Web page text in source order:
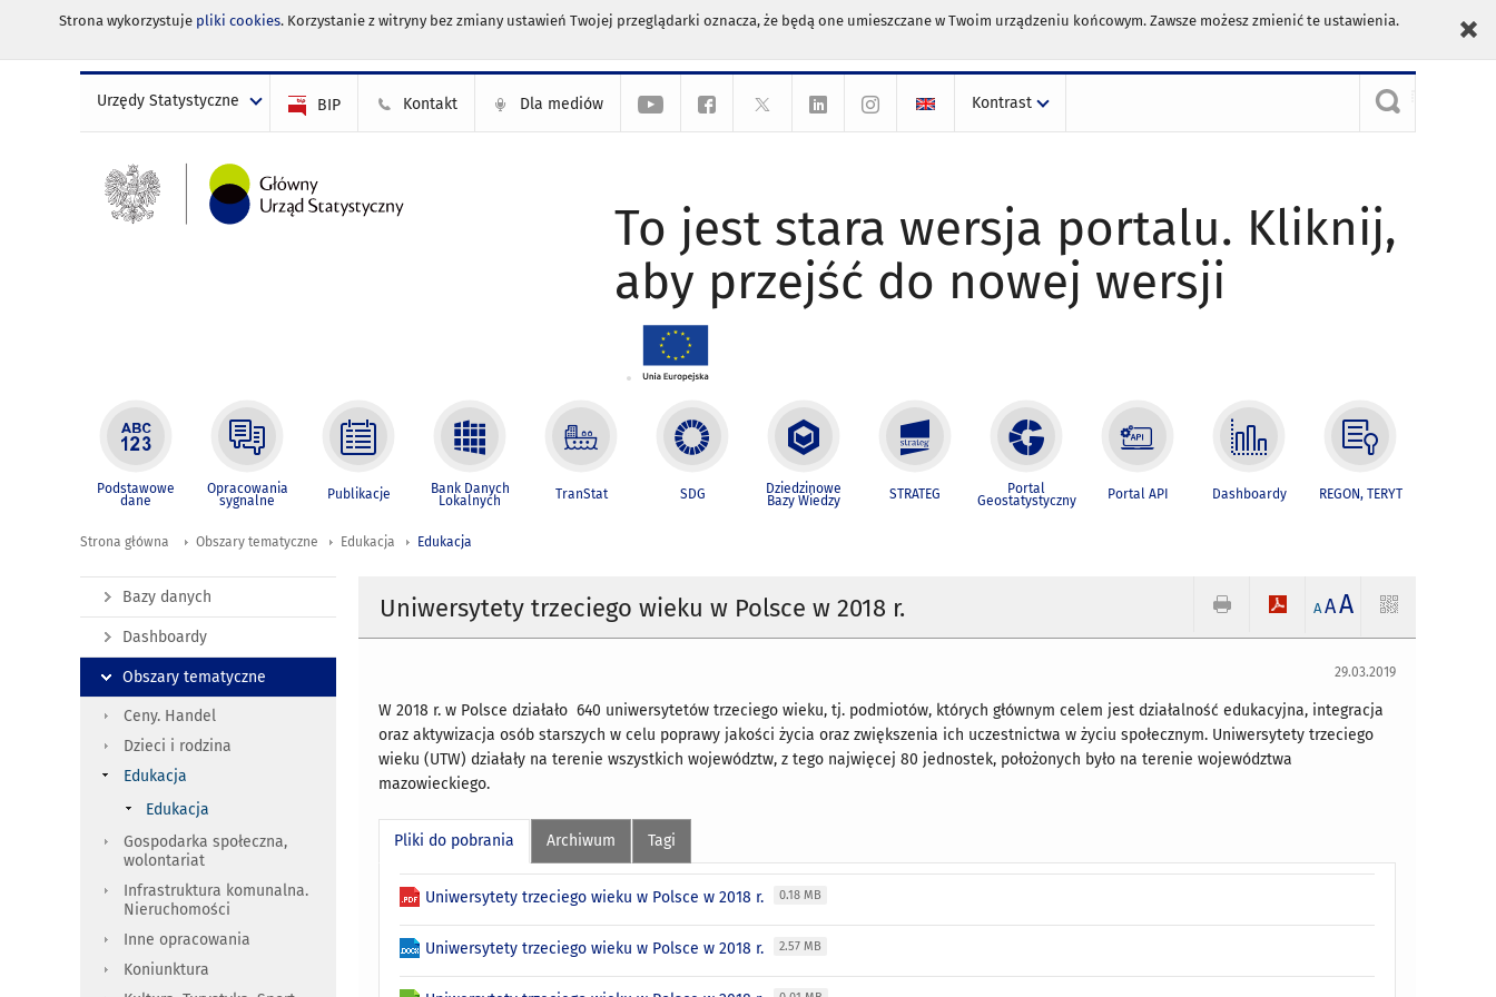
Strona wykorzystuje pliki cookies. Korzystanie z witryny bez zmiany ustawień Twojej przeglądarki oznacza, że będą one umieszczane w Twoim urządzeniu końcowym. Zawsze możesz zmienić te ustawienia.
Urzędy Statystyczne BIP Kontakt Dla mediów Kontrast
To jest stara wersja portalu. Kliknij,
aby przejść do nowej wersji
Podstawowe
dane
Opracowania
sygnalne Publikacje Bank Danych
Lokalnych TranStat SDG Dziedzinowe
Bazy Wiedzy STRATEG Portal
Geostatystyczny Portal API Dashboardy REGON, TERYT
Strona główna Obszary tematyczne Edukacja Edukacja
Uniwersytety trzeciego wieku w Polsce w 2018 r. A AA
29.03.2019
W 2018 r. w Polsce działało 640 uniwersytetów trzeciego wieku, tj. podmiotów, których głównym celem jest działalność edukacyjna, integracja
oraz aktywizacja osób starszych w celu poprawy jakości życia oraz zwiększenia ich uczestnictwa w życiu społecznym. Uniwersytety trzeciego
wieku (UTW) działały na terenie wszystkich województw, z tego najwięcej 80 jednostek, położonych było na terenie województwa
mazowieckiego.
Pliki do pobrania Archiwum Tagi
Uniwersytety trzeciego wieku w Polsce w 2018 r. 0.18 MB
Uniwersytety trzeciego wieku w Polsce w 2018 r. 2.57 MB
Bazy danych
Dashboardy
Obszary tematyczne
Ceny. Handel
Dzieci i rodzina
Edukacja
Edukacja
Gospodarka społeczna,
wolontariat
Infrastruktura komunalna.
Nieruchomości
Inne opracowania
Koniunktura